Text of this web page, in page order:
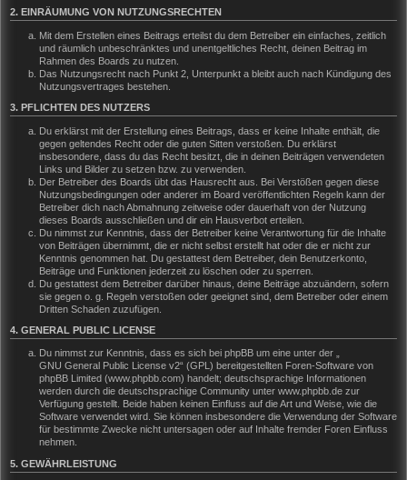
2. EINRÄUMUNG VON NUTZUNGSRECHTEN
Mit dem Erstellen eines Beitrags erteilst du dem Betreiber ein einfaches, zeitlich
und räumlich unbeschränktes und unentgeltliches Recht, deinen Beitrag im
Rahmen des Boards zu nutzen.
Das Nutzungsrecht nach Punkt 2, Unterpunkt a bleibt auch nach Kündigung des
Nutzungsvertrages bestehen.
3. PFLICHTEN DES NUTZERS
Du erklärst mit der Erstellung eines Beitrags, dass er keine Inhalte enthält, die
gegen geltendes Recht oder die guten Sitten verstoßen. Du erklärst
insbesondere, dass du das Recht besitzt, die in deinen Beiträgen verwendeten
Links und Bilder zu setzen bzw. zu verwenden.
Der Betreiber des Boards übt das Hausrecht aus. Bei Verstößen gegen diese
Nutzungsbedingungen oder anderer im Board veröffentlichten Regeln kann der
Betreiber dich nach Abmahnung zeitweise oder dauerhaft von der Nutzung
dieses Boards ausschließen und dir ein Hausverbot erteilen.
Du nimmst zur Kenntnis, dass der Betreiber keine Verantwortung für die Inhalte
von Beiträgen übernimmt, die er nicht selbst erstellt hat oder die er nicht zur
Kenntnis genommen hat. Du gestattest dem Betreiber, dein Benutzerkonto,
Beiträge und Funktionen jederzeit zu löschen oder zu sperren.
Du gestattest dem Betreiber darüber hinaus, deine Beiträge abzuändern, sofern
sie gegen o. g. Regeln verstoßen oder geeignet sind, dem Betreiber oder einem
Dritten Schaden zuzufügen.
4. GENERAL PUBLIC LICENSE
Du nimmst zur Kenntnis, dass es sich bei phpBB um eine unter der „
GNU General Public License v2“ (GPL) bereitgestellten Foren-Software von
phpBB Limited (www.phpbb.com) handelt; deutschsprachige Informationen
werden durch die deutschsprachige Community unter www.phpbb.de zur
Verfügung gestellt. Beide haben keinen Einfluss auf die Art und Weise, wie die
Software verwendet wird. Sie können insbesondere die Verwendung der Software
für bestimmte Zwecke nicht untersagen oder auf Inhalte fremder Foren Einfluss
nehmen.
5. GEWÄHRLEISTUNG